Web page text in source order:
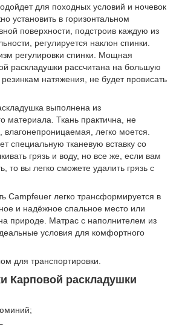
для походных условий и ночевок
установить в горизонтальном
поверхности, подстроив каждую из
регулируется наклон спинки.
регулировки спинки. Мощная
раскладушки рассчитана на большую
резинкам натяжения, не будет провисать
выполнена из
материала. Ткань практична, не
влагонепроницаемая, легко моется.
специальную тканевую вставку со
грязь и воду, но все же, если вам
то вы легко сможете удалить грязь с
Campfeuer легко трансформируется в
и надёжное спальное место или
природе. Матрас с наполнителем из
условия для комфортного
для транспортировки.
Карповой раскладушки